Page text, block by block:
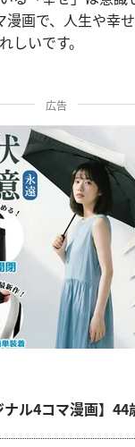
画で、人生や幸
しいです。
広告
ル4コマ漫画】44